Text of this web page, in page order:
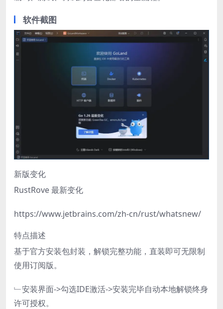
软件截图
新版变化
RustRove 最新变化
https://www.jetbrains.com/zh-cn/rust/whatsnew/
特点描述
基于官方安装包封装，解锁完整功能，直装即可无限制
使用订阅版。
﹂安装界面->勾选IDE激活->安装完毕自动本地解锁终身
许可授权。